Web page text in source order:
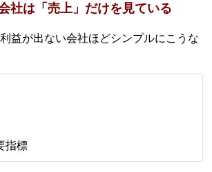
社は「売上」だけを見ている
益が出ない会社ほどシンプルにこうな
指標